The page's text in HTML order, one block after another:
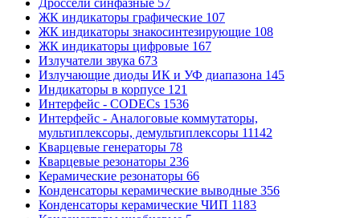
ЖК индикаторы графические 107
ЖК индикаторы знакосинтезирующие 108
ЖК индикаторы цифровые 167
Излучатели звука 673
Излучающие диоды ИК и УФ диапазона 145
Индикаторы в корпусе 121
Интерфейс - CODECs 1536
Интерфейс - Аналоговые коммутаторы,
мультиплексоры, демультиплексоры 11142
Кварцевые генераторы 78
Кварцевые резонаторы 236
Керамические резонаторы 66
Конденсаторы керамические выводные 356
Конденсаторы керамические ЧИП 1183